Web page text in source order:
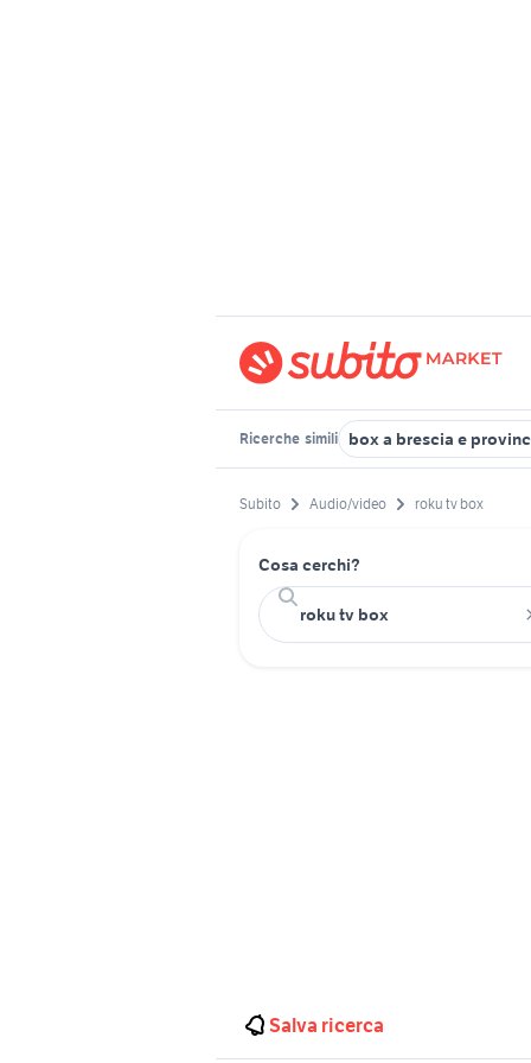
Ricerche simili box a brescia e
Subito Audio/video roku tv box
Cosa cerchi?
Salva ricerca